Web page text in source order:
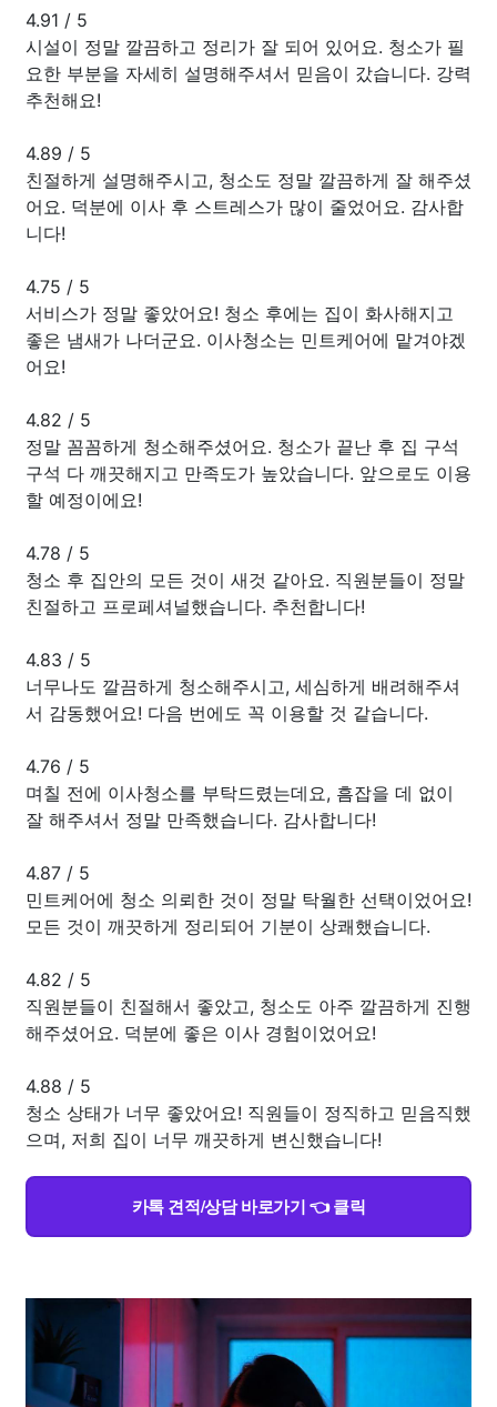
4.91 / 5
시설이 정말 깔끔하고 정리가 잘 되어 있어요. 청소가 필
요한 부분을 자세히 설명해주셔서 믿음이 갔습니다. 강력
추천해요!
4.89 / 5
친절하게 설명해주시고, 청소도 정말 깔끔하게 잘 해주셨
어요. 덕분에 이사 후 스트레스가 많이 줄었어요. 감사합
니다!
4.75 / 5
서비스가 정말 좋았어요! 청소 후에는 집이 화사해지고
좋은 냄새가 나더군요. 이사청소는 민트케어에 맡겨야겠
어요!
4.82 / 5
정말 꼼꼼하게 청소해주셨어요. 청소가 끝난 후 집 구석
구석 다 깨끗해지고 만족도가 높았습니다. 앞으로도 이용
할 예정이에요!
4.78 / 5
청소 후 집안의 모든 것이 새것 같아요. 직원분들이 정말
친절하고 프로페셔널했습니다. 추천합니다!
4.83 / 5
너무나도 깔끔하게 청소해주시고, 세심하게 배려해주셔
서 감동했어요! 다음 번에도 꼭 이용할 것 같습니다.
4.76 / 5
며칠 전에 이사청소를 부탁드렸는데요, 흠잡을 데 없이
잘 해주셔서 정말 만족했습니다. 감사합니다!
4.87 / 5
민트케어에 청소 의뢰한 것이 정말 탁월한 선택이었어요!
모든 것이 깨끗하게 정리되어 기분이 상쾌했습니다.
4.82 / 5
직원분들이 친절해서 좋았고, 청소도 아주 깔끔하게 진행
해주셨어요. 덕분에 좋은 이사 경험이었어요!
4.88 / 5
청소 상태가 너무 좋았어요! 직원들이 정직하고 믿음직했
으며, 저희 집이 너무 깨끗하게 변신했습니다!
카톡 견적/상담 바로가기 👈 클릭